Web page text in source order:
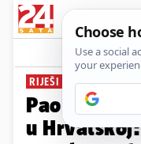
RIJEŠI SE KROZ PAR
Pao sustav
u